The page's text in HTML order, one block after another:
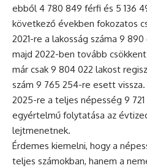
ebből 4 780 849 férfi és 5 136
következő években fokozatos
2021-re a lakosság száma 9
majd 2022-ben tovább
már csak 9 804 022 lakost
szám 9 765 254-re esett
2025-re a teljes népesség 9
egyértelmű folytatása az
lejtmenetnek.
Érdemes kiemelni, hogy a
teljes számokban, hanem a